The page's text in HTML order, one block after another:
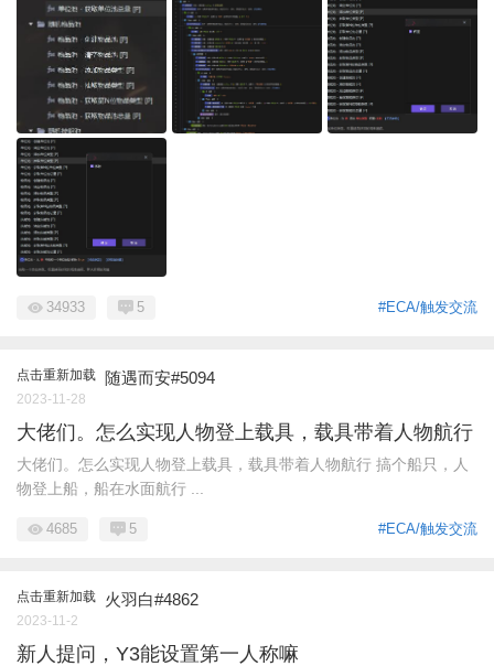
#ECA/触发交流
34933 5
点击重新加载 随遇而安#5094
2023-11-28
大佬们。怎么实现人物登上载具，载具带着人物航行
大佬们。怎么实现人物登上载具，载具带着人物航行 搞个船只，人
物登上船，船在水面航行 ...
#ECA/触发交流
4685 5
点击重新加载 火羽白#4862
2023-11-2
新人提问，Y3能设置第一人称嘛